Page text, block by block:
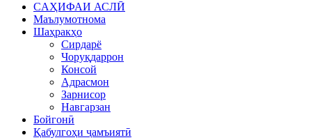
CАҲИФАИ АСЛӢ
Маълумотнома
Шаҳракҳо
Сирдарё
Чоруқдаррон
Консой
Адрасмон
Зарнисор
Навгарзан
Бойгонӣ
Қабулгоҳи ҷамъиятӣ